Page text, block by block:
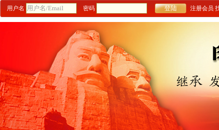
用户名 密码 注册会员